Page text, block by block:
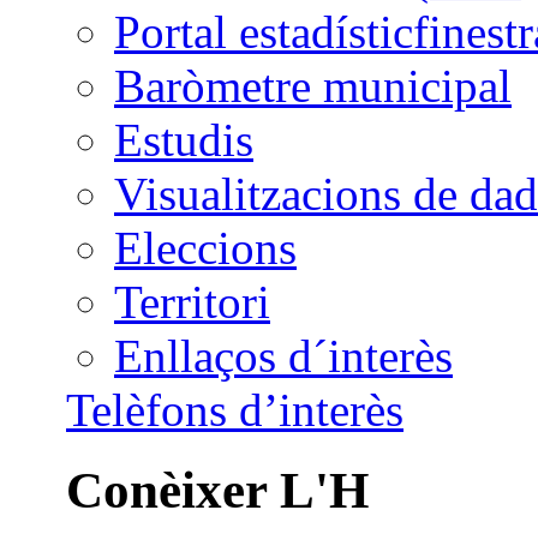
Portal estadístic
Baròmetre municipal
Estudis
Visualitzacions de
Eleccions
Territori
Enllaços d´interès
Telèfons d’interès
Conèixer L'H